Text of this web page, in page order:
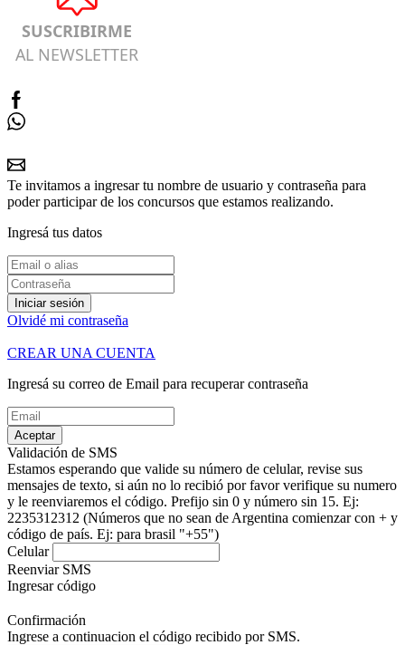
SUSCRIBIRME
AL NEWSLETTER
Te invitamos a ingresar tu nombre de usuario y contraseña para
poder participar de los concursos que estamos realizando.
Ingresá tus datos
Iniciar sesión
Olvidé mi contraseña
CREAR UNA CUENTA
Ingresá su correo de Email para recuperar contraseña
Aceptar
Validación de SMS
Estamos esperando que valide su número de celular, revise sus
mensajes de texto, si aún no lo recibió por favor verifique su numero
y le reenviaremos el código. Prefijo sin 0 y número sin 15. Ej:
2235312312 (Números que no sean de Argentina comienzar con + y
código de país. Ej: para brasil "+55")
Celular
Reenviar SMS
Ingresar código
Confirmación
Ingrese a continuacion el código recibido por SMS.